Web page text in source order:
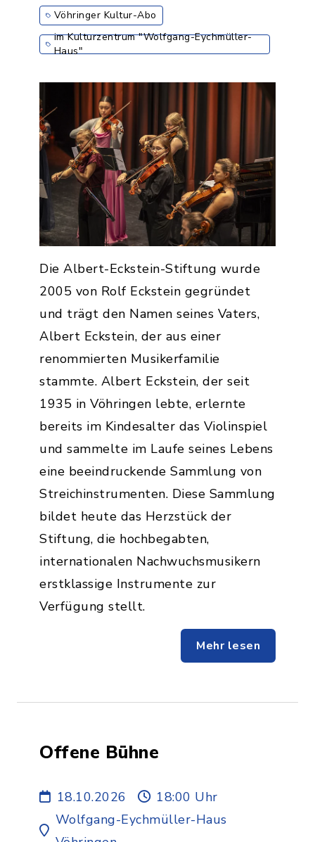
Vöhringer Kultur-Abo
im Kulturzentrum "Wolfgang-Eychmüller-
Haus"
Die Albert-Eckstein-Stiftung wurde
2005 von Rolf Eckstein gegründet
und trägt den Namen seines Vaters,
Albert Eckstein, der aus einer
renommierten Musikerfamilie
stammte. Albert Eckstein, der seit
1935 in Vöhringen lebte, erlernte
bereits im Kindesalter das Violinspiel
und sammelte im Laufe seines Lebens
eine beeindruckende Sammlung von
Streichinstrumenten. Diese Sammlung
bildet heute das Herzstück der
Stiftung, die hochbegabten,
internationalen Nachwuchsmusikern
erstklassige Instrumente zur
Verfügung stellt.
Mehr lesen
Offene Bühne
18.10.2026
18:00 Uhr
Wolfgang-Eychmüller-Haus